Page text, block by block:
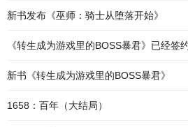
新书发布《巫师：骑士从堕落开始》
《转生成为游戏里的BOSS暴君》已经签
新书《转生成为游戏里的BOSS暴君》
1658：百年（大结局）